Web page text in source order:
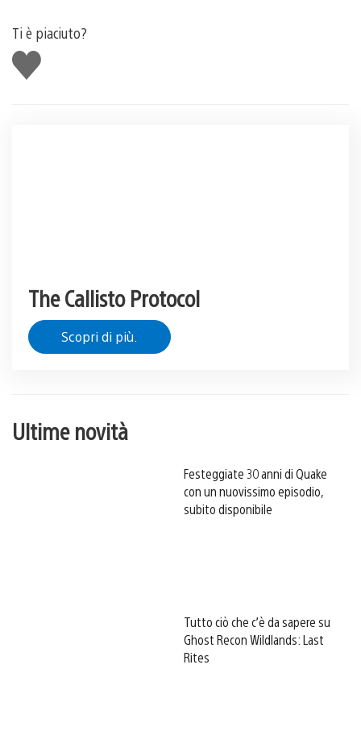
Ti è piaciuto?
Mi
piace
The Callisto Protocol
Scopri di più.
Ultime novità
Festeggiate 30 anni di Quake
con un nuovissimo episodio,
subito disponibile
Tutto ciò che c’è da sapere su
Ghost Recon Wildlands: Last
Rites